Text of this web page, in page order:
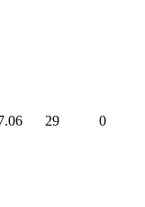
29 0